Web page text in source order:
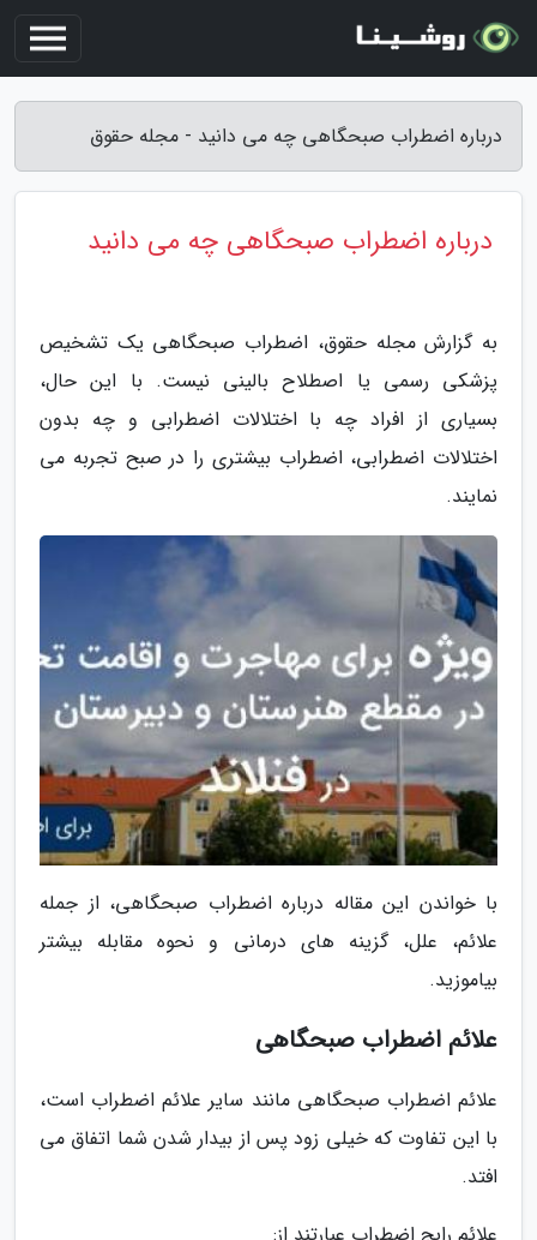
درباره اضطراب صبحگاهی چه می دانید - مجله حقوق
درباره اضطراب صبحگاهی چه می دانید
به گزارش مجله حقوق، اضطراب صبحگاهی یک تشخیص
پزشکی رسمی یا اصطلاح بالینی نیست. با این حال،
بسیاری از افراد چه با اختلالات اضطرابی و چه بدون
اختلالات اضطرابی، اضطراب بیشتری را در صبح تجربه می
نمایند.
با خواندن این مقاله درباره اضطراب صبحگاهی، از جمله
علائم، علل، گزینه های درمانی و نحوه مقابله بیشتر
بیاموزید.
علائم اضطراب صبحگاهی
علائم اضطراب صبحگاهی مانند سایر علائم اضطراب است،
با این تفاوت که خیلی زود پس از بیدار شدن شما اتفاق می
افتد.